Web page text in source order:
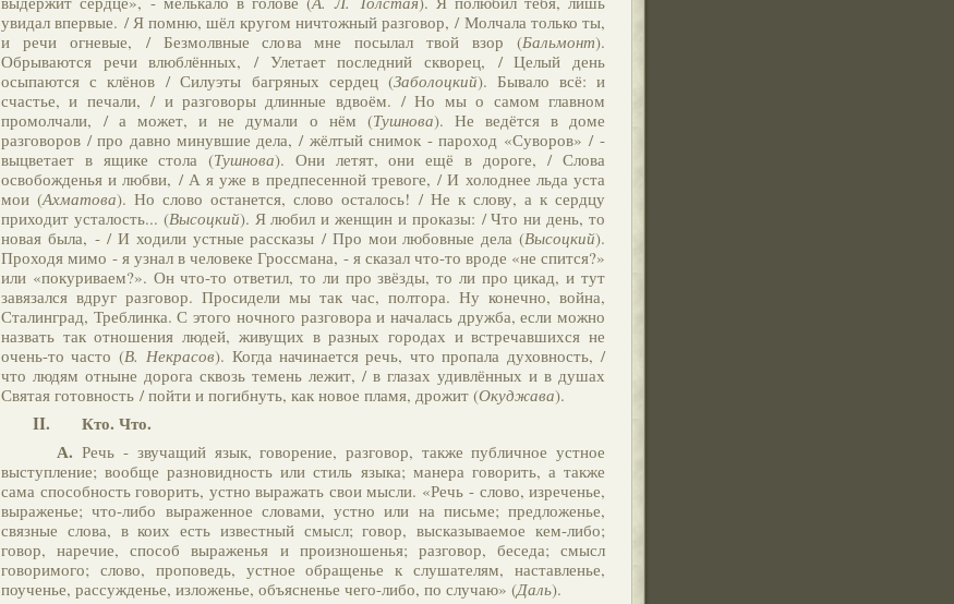
увидал впервые. / Я помню, шёл кругом ничтожный разговор, / Молчала только ты,
и речи огневые, / Безмолвные слова мне посылал твой взор (Бальмонт).
Обрываются речи влюблённых, / Улетает последний скворец, / Целый день
осыпаются с клёнов / Силуэты багряных сердец (Заболоцкий). Бывало всё: и
счастье, и печали, / и разговоры длинные вдвоём. / Но мы о самом главном
промолчали, / а может, и не думали о нём (Тушнова). Не ведётся в доме
разговоров / про давно минувшие дела, / жёлтый снимок - пароход «Суворов» / -
выцветает в ящике стола (Тушнова). Они летят, они ещё в дороге, / Слова
освобожденья и любви, / А я уже в предпесенной тревоге, / И холоднее льда уста
мои (Ахматова). Но слово останется, слово осталось! / Не к слову, а к сердцу
приходит усталость... (Высоцкий). Я любил и женщин и проказы: / Что ни день, то
новая была, - / И ходили устные рассказы / Про мои любовные дела (Высоцкий).
Проходя мимо - я узнал в человеке Гроссмана, - я сказал что-то вроде «не спится?»
или «покуриваем?». Он что-то ответил, то ли про звёзды, то ли про цикад, и тут
завязался вдруг разговор. Просидели мы так час, полтора. Ну конечно, война,
Сталинград, Треблинка. С этого ночного разговора и началась дружба, если можно
назвать так отношения людей, живущих в разных городах и встречавшихся не
очень-то часто (В. Некрасов). Когда начинается речь, что пропала духовность, /
что людям отныне дорога сквозь темень лежит, / в глазах удивлённых и в душах
Святая готовность / пойти и погибнуть, как новое пламя, дрожит (Окуджава).
II. Кто. Что.
А. Речь - звучащий язык, говорение, разговор, также публичное устное
выступление; вообще разновидность или стиль языка; манера говорить, а также
сама способность говорить, устно выражать свои мысли. «Речь - слово, изреченье,
выраженье; что-либо выраженное словами, устно или на письме; предложенье,
связные слова, в коих есть известный смысл; говор, высказываемое кем-либо;
говор, наречие, способ выраженья и произношенья; разговор, беседа; смысл
говоримого; слово, проповедь, устное обращенье к слушателям, наставленье,
поученье, рассужденье, изложенье, объясненье чего-либо, по случаю» (Даль).